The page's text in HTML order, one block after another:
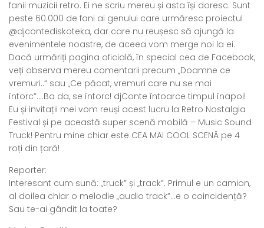
fanii muzicii retro. Ei ne scriu mereu și asta își doresc. Sunt
peste 60.000 de fani ai genului care urmăresc proiectul
@djcontediskoteka, dar care nu reușesc să ajungă la
evenimentele noastre, de aceea vom merge noi la ei.
Dacă urmăriți pagina oficială, în special cea de Facebook,
veți observa mereu comentarii precum „Doamne ce
vremuri..” sau „Ce păcat, vremuri care nu se mai
întorc”….Ba da, se întorc! djConte întoarce timpul înapoi!
Eu și invitații mei vom reuși acest lucru la Retro Nostalgia
Festival și pe această super scenă mobilă – Music Sound
Truck! Pentru mine chiar este CEA MAI COOL SCENĂ pe 4
roți din țară!
Reporter:
Interesant cum sună: „truck” și „track”. Primul e un camion,
al doilea chiar o melodie „audio track”…e o coincidență?
Sau te-ai gândit la toate?